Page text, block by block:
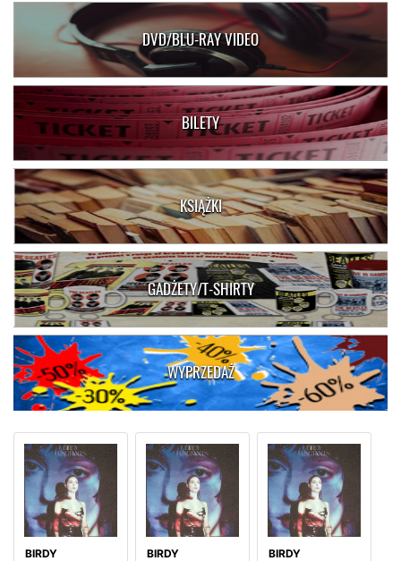
DVD/BLU-RAY VIDEO
BILETY
KSIĄŻKI
GADŻETY/T-SHIRTY
WYPRZEDAŻ
BIRDY
BIRDY
BIRDY